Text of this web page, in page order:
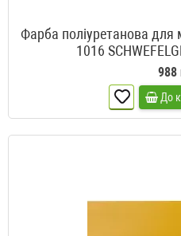
Фарба поліуретанова для
1016
988
До